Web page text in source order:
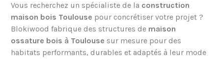
Vous recherchez un spécialiste de la construction
maison bois Toulouse pour concrétiser votre projet ?
Blokiwood fabrique des structures de maison
ossature bois à Toulouse sur mesure pour des
habitats performants, durables et adaptés à leur mode